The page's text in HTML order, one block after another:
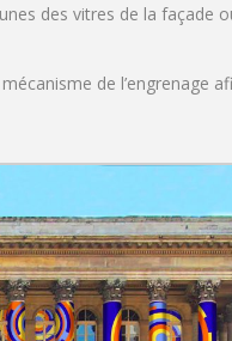
des vitres de la
de l’engrenage